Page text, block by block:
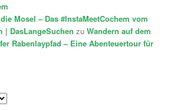
Mosel – Das #InstaMeetCochem vom
| DasLangeSuchen zuWandern auf dem
Rabenlaypfad – Eine Abenteuertour für